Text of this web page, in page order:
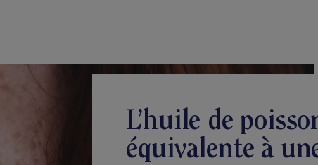
L’huile de
équivalente à